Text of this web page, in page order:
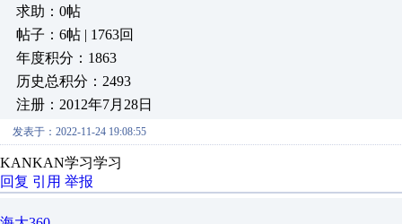
求助：0帖
帖子：6帖 | 1763回
年度积分：1863
历史总积分：2493
注册：2012年7月28日
发表于：2022-11-24 19:08:55
KANKAN学习学习
回复 引用 举报